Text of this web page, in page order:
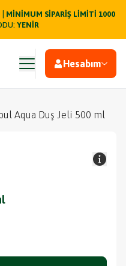
MİNİMUM SİPARİŞ LİMİTİ 1000
YENİR
Hesabım
Aqua Duş Jeli 500 ml